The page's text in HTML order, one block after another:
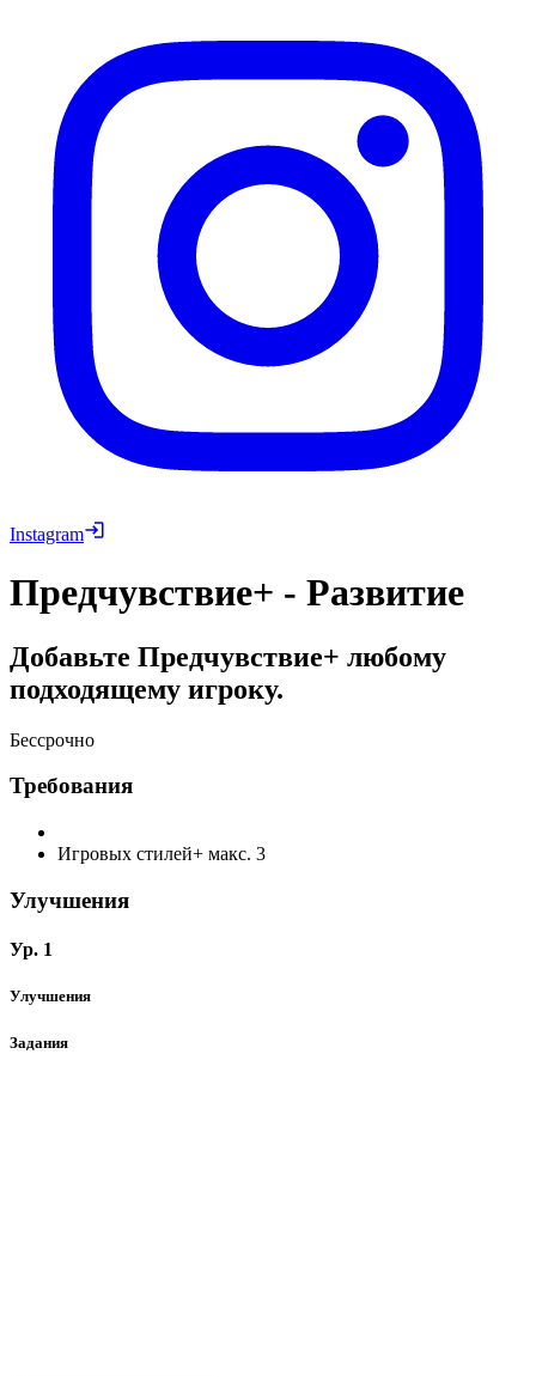
Instagram
Предчувствие+ - Развитие
Добавьте Предчувствие+ любому
подходящему игроку.
Бессрочно
Требования
Игровых стилей+ макс. 3
Улучшения
Ур. 1
Улучшения
Задания